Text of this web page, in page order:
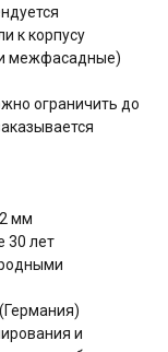
к корпусу
и межфасадные)
ограничить до
мм
30 лет
и